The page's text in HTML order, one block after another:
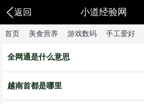
返回 小道经验网
首页 美食营养 游戏数码 手工爱好
全网通是什么意思
越南首都是哪里